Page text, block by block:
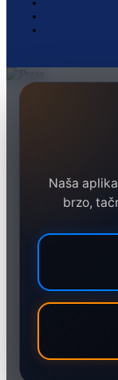
Naša
brzo,
Ekonomija
Marketing